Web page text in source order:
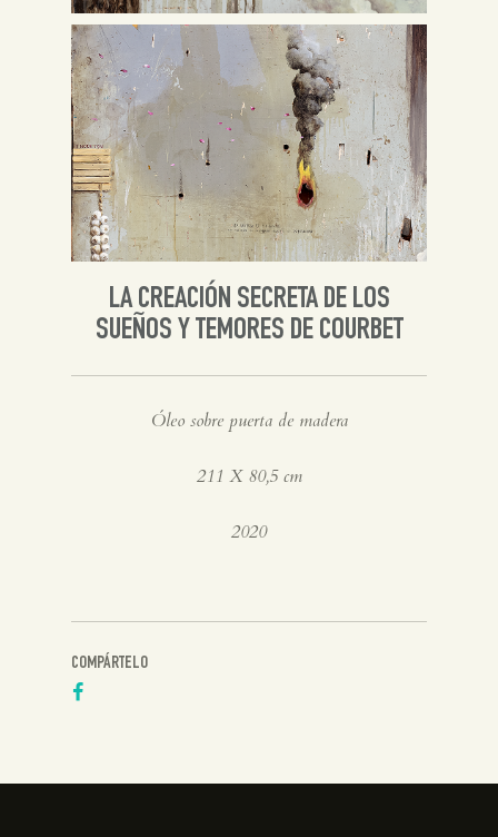
LA CREACIÓN SECRETA DE LOS
SUEÑOS Y TEMORES DE COURBET
Óleo sobre puerta de madera
211 X 80,5 cm
2020
COMPÁRTELO